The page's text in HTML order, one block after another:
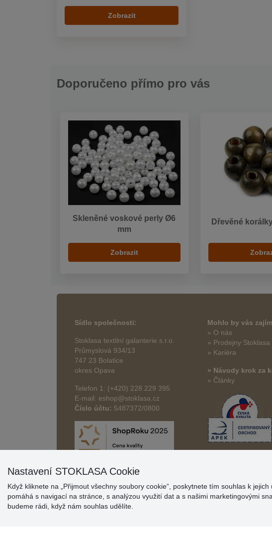
Zobrazit
Doporučeno přímo pro vás
Skleněné voskové perly Ø6
mm
Zobrazit
Dřevěné
Sídlo společnosti:
Stoklasa textilní galanterie s.r.o.
Průmyslová 934/13
747 23 Bolatice
okres Opava
Telefon 1: (+420) 228 229 395
E-mail: eshop@stoklasa.cz
Číslo účtu: 5487372/0800
Mohlo by vás
» O nás
» Prodejny Stoklasa
» Kariéra
» Návody krok za
» Články
Nastavení STOKLASA Cookie
Když kliknete na „Přijmout všechny soubory cookie“, poskytnete tím souhlas k
pomáhá s navigací na stránce, s analýzou využití dat a s našimi marketingovými
budeme rádi, když nám souhlas udělíte.